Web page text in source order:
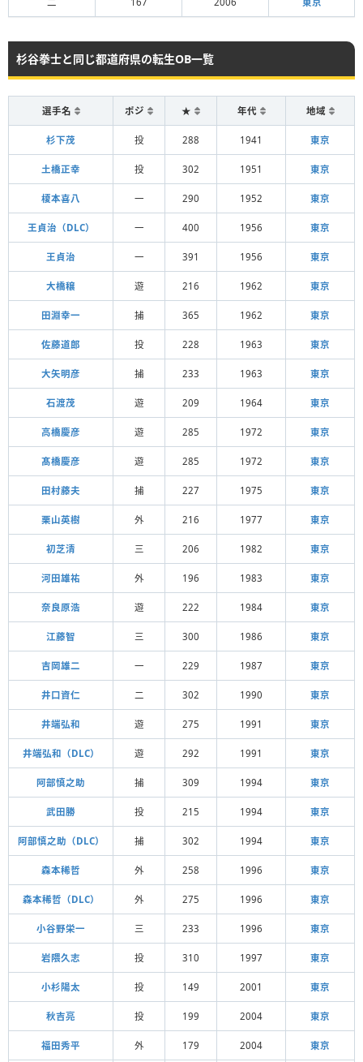
杉谷拳士と同じ都道府県の転生OB一覧
選手名 ポジ ★ 年代 地域
杉下茂 投 288 1941 東京
土橋正幸 投 302 1951 東京
榎本喜八 一 290 1952 東京
王貞治（DLC） 一 400 1956 東京
王貞治 一 391 1956 東京
大橋穣 遊 216 1962 東京
田淵幸一 捕 365 1962 東京
佐藤道郎 投 228 1963 東京
大矢明彦 捕 233 1963 東京
石渡茂 遊 209 1964 東京
高橋慶彦 遊 285 1972 東京
髙橋慶彦 遊 285 1972 東京
田村藤夫 捕 227 1975 東京
栗山英樹 外 216 1977 東京
初芝清 三 206 1982 東京
河田雄祐 外 196 1983 東京
奈良原浩 遊 222 1984 東京
江藤智 三 300 1986 東京
吉岡雄二 一 229 1987 東京
井口資仁 二 302 1990 東京
井端弘和 遊 275 1991 東京
井端弘和（DLC） 遊 292 1991 東京
阿部慎之助 捕 309 1994 東京
武田勝 投 215 1994 東京
阿部慎之助（DLC） 捕 302 1994 東京
森本稀哲 外 258 1996 東京
森本稀哲（DLC） 外 275 1996 東京
小谷野栄一 三 233 1996 東京
岩隈久志 投 310 1997 東京
小杉陽太 投 149 2001 東京
秋吉亮 投 199 2004 東京
福田秀平 外 179 2004 東京